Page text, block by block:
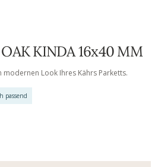
KINDA 16x40 MM
modernen Look Ihres Kährs Parketts.
passend